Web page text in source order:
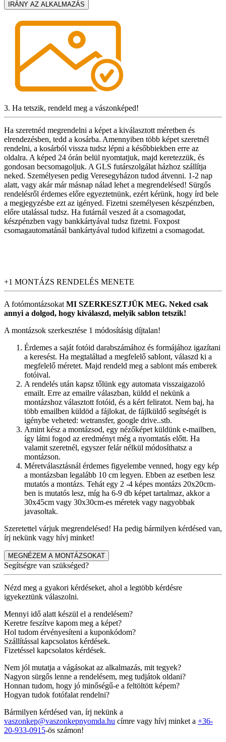
IRÁNY AZ ALKALMAZÁS
3. Ha tetszik, rendeld meg a vászonképed!
Ha szeretnéd megrendelni a képet a kiválasztott méretben és
elrendezésben, tedd a kosárba. Amennyiben több képet szeretnél
rendelni, a kosárból vissza tudsz lépni a későbbiekben erre az
oldalra. A képed 24 órán belül nyomtatjuk, majd keretezzük, és
gondosan becsomagoljuk. A GLS futárszolgálat házhoz szállítja
neked. Személyesen pedig Veresegyházon tudod átvenni. 1-2 nap
alatt, vagy akár már másnap nálad lehet a megrendelésed! Sürgős
rendelésről érdemes előre egyeztetnünk, ezért kérünk, hogy írd bele
a megjegyzésbe ezt az igényed. Fizetni személyesen készpénzben,
előre utalással tudsz. Ha futárnál veszed át a csomagodat,
készpénzben vagy bankkártyával tudsz fizetni. Foxpost
csomagautomatánál bankártyával tudod kifizetni a csomagodat.
+1 MONTÁZS RENDELÉS MENETE
A fotómontázsokat MI SZERKESZTJÜK MEG. Neked csak
annyi a dolgod, hogy kiválaszd, melyik sablon tetszik!
A montázsok szerkesztése 1 módosításig díjtalan!
Érdemes a saját fotóid darabszámához és formájához igazítani
a keresést. Ha megtaláltad a megfelelő sablont, válaszd ki a
megfelelő méretet. Majd rendeld meg a sablont más emberek
fotóival.
A rendelés után kapsz tőlünk egy automata visszaigazoló
emailt. Erre az emailre válaszban, küldd el nekünk a
montázshoz választott fotóid, és a kért feliratot. Nem baj, ha
több emailben küldöd a fájlokat, de fájlküldő segítségét is
igénybe veheted: wetransfer, google drive..stb.
Amint kész a montázsod, egy nézőképet küldünk e-mailben,
így látni fogod az eredményt még a nyomtatás előtt. Ha
valamit szeretnél, egyszer felár nélkül módosíthatsz a
montázson.
Méretválasztásnál érdemes figyelembe venned, hogy egy kép
a montázsban legalább 10 cm legyen. Ebben az esetben lesz
mutatós a montázs. Tehát egy 2 -4 képes montázs 20x20cm-
ben is mutatós lesz, míg ha 6-9 db képet tartalmaz, akkor a
30x45cm vagy 30x30cm-es méretek vagy nagyobbak
javasoltak.
Szeretettel várjuk megrendelésed! Ha pedig bármilyen kérdésed van,
írj nekünk vagy hívj minket!
MEGNÉZEM A MONTÁZSOKAT
Segítségre van szükséged?
Nézd meg a gyakori kérdéseket, ahol a legtöbb kérdésre
igyekeztünk válaszolni.
Mennyi idő alatt készül el a rendelésem?
Keretre feszítve kapom meg a képet?
Hol tudom érvényesíteni a kuponkódom?
Szállítással kapcsolatos kérdések.
Fizetéssel kapcsolatos kérdések.
Nem jól mutatja a vágásokat az alkalmazás, mit tegyek?
Nagyon sürgős lenne a rendelésem, meg tudjátok oldani?
Honnan tudom, hogy jó minőségű-e a feltöltött képem?
Hogyan tudok fotófalat rendelni?
Bármilyen kérdésed van, írj nekünk a
vaszonkep@vaszonkepnyomda.hu címre vagy hívj minket a +36-
20-933-0915-ös számon!